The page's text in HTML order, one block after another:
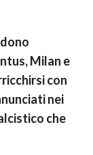
Milan e
con
nei
che